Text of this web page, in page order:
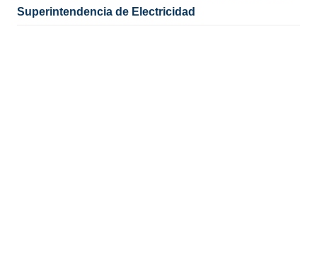
Superintendencia de Electricidad